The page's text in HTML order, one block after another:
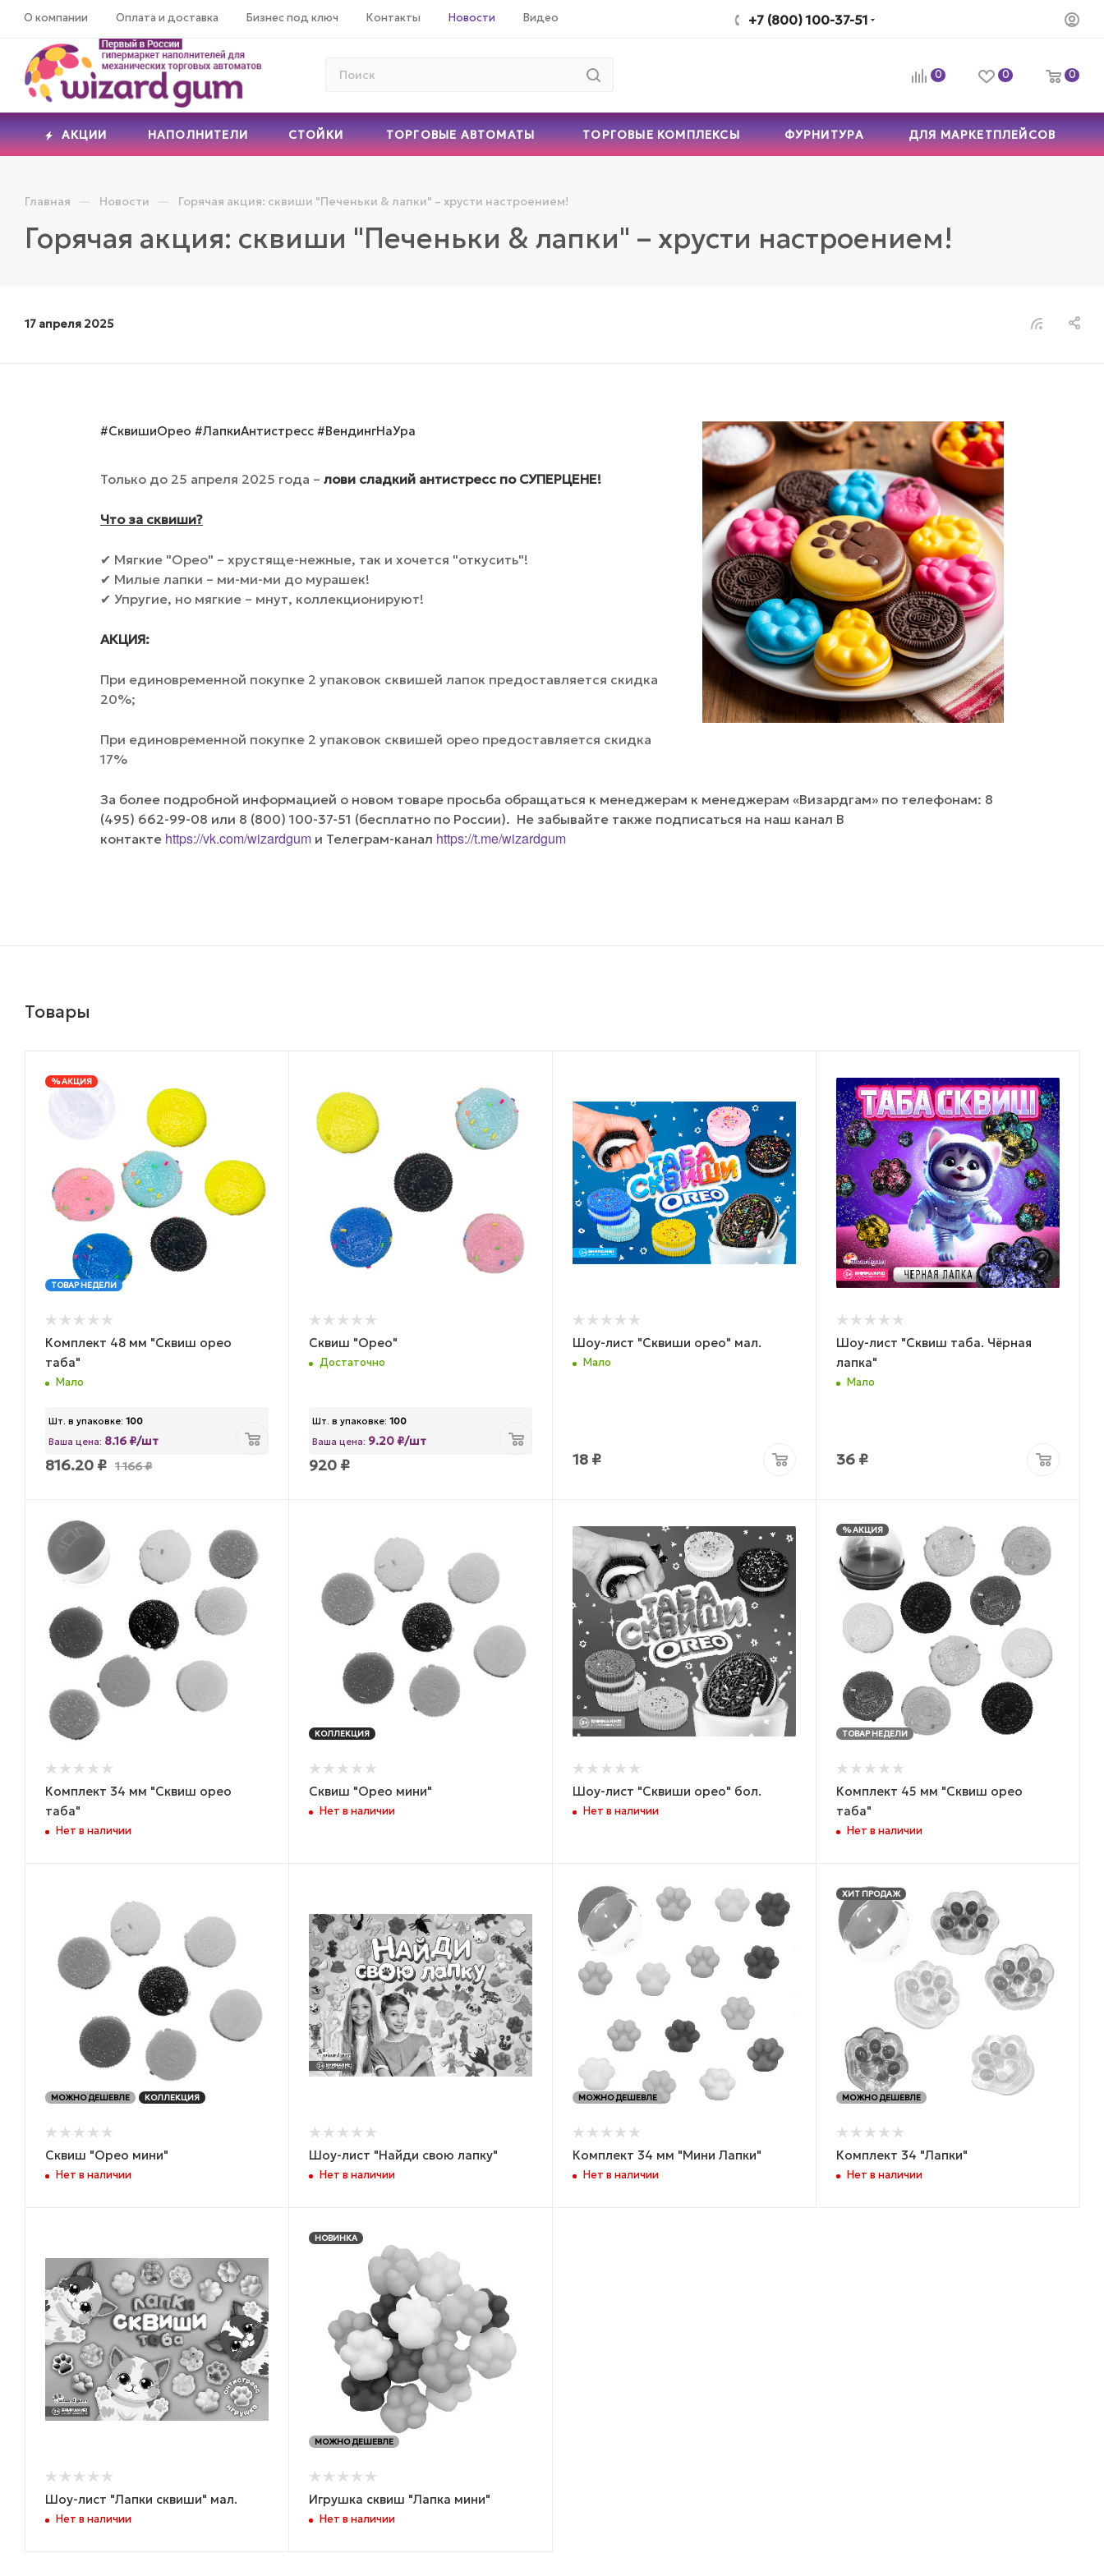
О компании Оплата и доставка Бизнес под ключ Контакты Новости Видео +7 (800) 100-37-51
0 0 0
АКЦИИ НАПОЛНИТЕЛИ СТОЙКИ ТОРГОВЫЕ АВТОМАТЫ ТОРГОВЫЕ КОМПЛЕКСЫ ФУРНИТУРА ДЛЯ МАРКЕТПЛЕЙСОВ
Главная — Новости — Горячая акция: сквиши "Печеньки & лапки" – хрусти настроением!
Горячая акция: сквиши "Печеньки & лапки" – хрусти настроением!
17 апреля 2025
#СквишиОрео #ЛапкиАнтистресс #ВендингНаУра
Только до 25 апреля 2025 года – лови сладкий антистресс по СУПЕРЦЕНЕ!
Что за сквиши?
✔ Мягкие "Орео" – хрустяще-нежные, так и хочется "откусить"!
✔ Милые лапки – ми-ми-ми до мурашек!
✔ Упругие, но мягкие – мнут, коллекционируют!
АКЦИЯ:
При единовременной покупке 2 упаковок сквишей лапок предоставляется скидка
20%;
При единовременной покупке 2 упаковок сквишей орео предоставляется скидка
17%
За более подробной информацией о новом товаре просьба обращаться к менеджерам к менеджерам «Визардгам» по телефонам: 8
(495) 662-99-08 или 8 (800) 100-37-51 (бесплатно по России). Не забывайте также подписаться на наш канал В
контакте https://vk.com/wizardgum и Телеграм-канал https://t.me/wizardgum
Товары
% АКЦИЯ
ТОВАР НЕДЕЛИ
Комплект 48 мм "Сквиш орео
таба"
Мало
Шт. в упаковке: 100
Ваша цена: 8.16 ₽/шт
816.20 ₽ 1 166₽
Сквиш "Орео"
Достаточно
Шт. в упаковке: 100
Ваша цена: 9.20 ₽/шт
920 ₽
Шоу-лист "Сквиши орео" мал.
Мало
18 ₽
Шоу-лист "Сквиш таба. Чёрная
лапка"
Мало
36 ₽
Комплект 34 мм "Сквиш орео
таба"
Нет в наличии
КОЛЛЕКЦИЯ
Сквиш "Орео мини"
Нет в наличии
Шоу-лист "Сквиши орео" бол.
Нет в наличии
% АКЦИЯ
ТОВАР НЕДЕЛИ
Комплект 45 мм "Сквиш орео
таба"
Нет в наличии
МОЖНО ДЕШЕВЛЕ КОЛЛЕКЦИЯ
Сквиш "Орео мини"
Нет в наличии
Шоу-лист "Найди свою лапку"
Нет в наличии
МОЖНО ДЕШЕВЛЕ
Комплект 34 мм "Мини Лапки"
Нет в наличии
ХИТ ПРОДАЖ
МОЖНО ДЕШЕВЛЕ
Комплект 34 "Лапки"
Нет в наличии
Шоу-лист "Лапки сквиши" мал.
Нет в наличии
НОВИНКА
МОЖНО ДЕШЕВЛЕ
Игрушка сквиш "Лапка мини"
Нет в наличии